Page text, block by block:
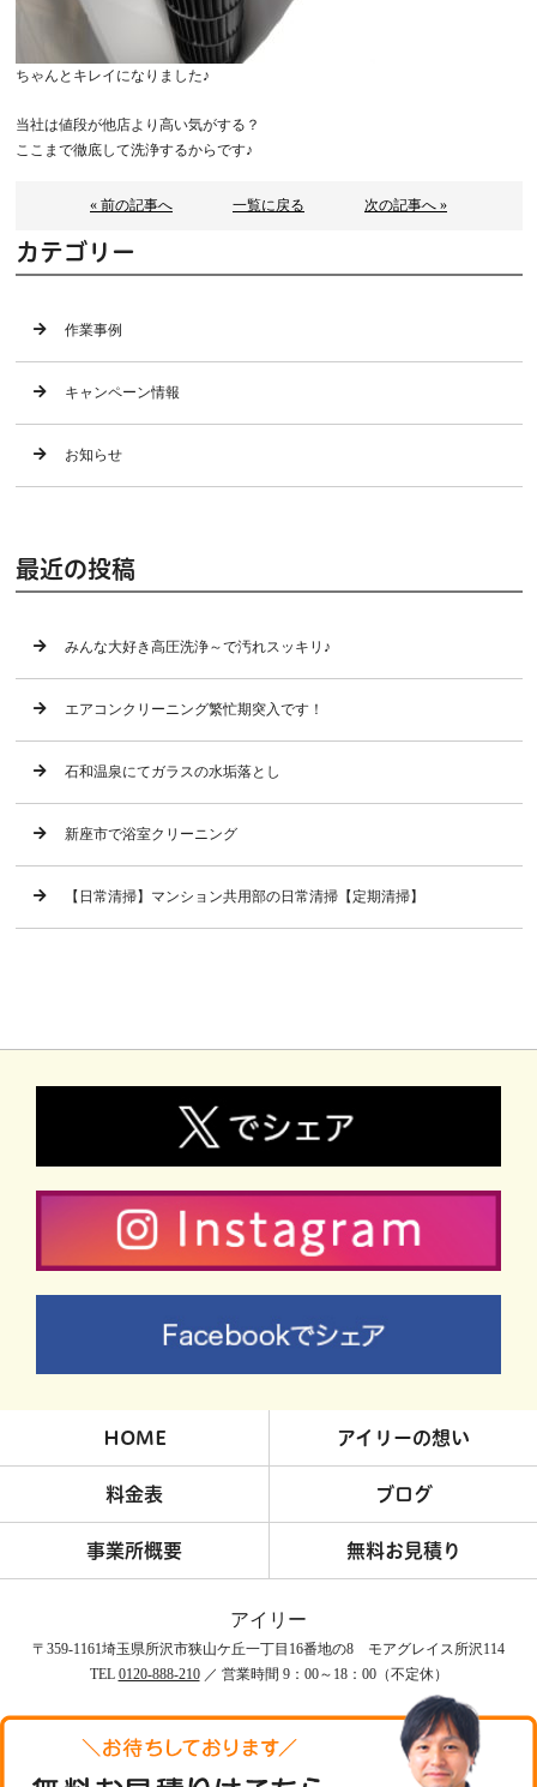
ちゃんとキレイになりました♪
当社は値段が他店より高い気がする？
ここまで徹底して洗浄するからです♪
« 前の記事へ 一覧に戻る 次の記事へ »
カテゴリー
作業事例
キャンペーン情報
お知らせ
最近の投稿
みんな大好き高圧洗浄～で汚れスッキリ♪
エアコンクリーニング繁忙期突入です！
石和温泉にてガラスの水垢落とし
新座市で浴室クリーニング
【日常清掃】マンション共用部の日常清掃【定期清掃】
HOME アイリーの想い
料金表 ブログ
事業所概要 無料お見積り
アイリー
〒359-1161埼玉県所沢市狭山ケ丘一丁目16番地の8 モアグレイス所沢114
TEL 0120-888-210／ 営業時間 9：00～18：00（不定休）
COPYRIGHT © アイリー All rights reserved.